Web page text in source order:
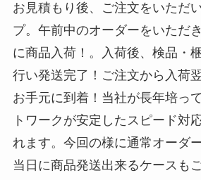
お見積もり後、ご注文をいただ
プ。午前中のオーダーをいただ
に商品入荷！。入荷後、検品・
行い発送完了！ご注文から入荷
お手元に到着！当社が長年培っ
トワークが安定したスピード対
れます。今回の様に通常オーダ
当日に商品発送出来るケースも